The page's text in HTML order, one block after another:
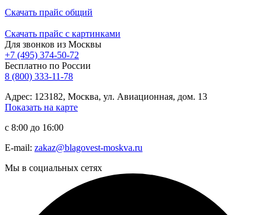
Скачать прайс общий
Скачать прайс с картинками
Для звонков из Москвы
+7 (495) 374-50-72
Бесплатно по России
8 (800) 333-11-78
Адрес: 123182, Москва, ул. Авиационная, дом. 13
Показать на карте
с 8:00 до 16:00
E-mail: zakaz@blagovest-moskva.ru
Мы в социальных сетях